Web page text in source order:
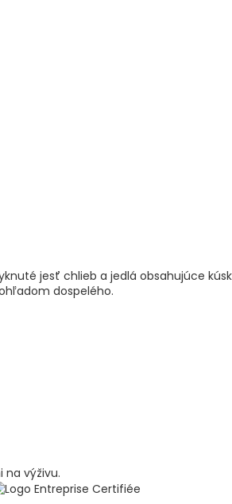
jesť chlieb a jedlá obsahujúce
dospelého.
výživu.